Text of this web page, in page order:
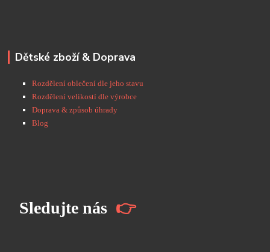
Dětské zboží & Doprava
Rozdělení oblečení dle jeho stavu
Rozdělení velikostí dle výrobce
Doprava & způsob úhrady
Blog
Sledujte nás 👉